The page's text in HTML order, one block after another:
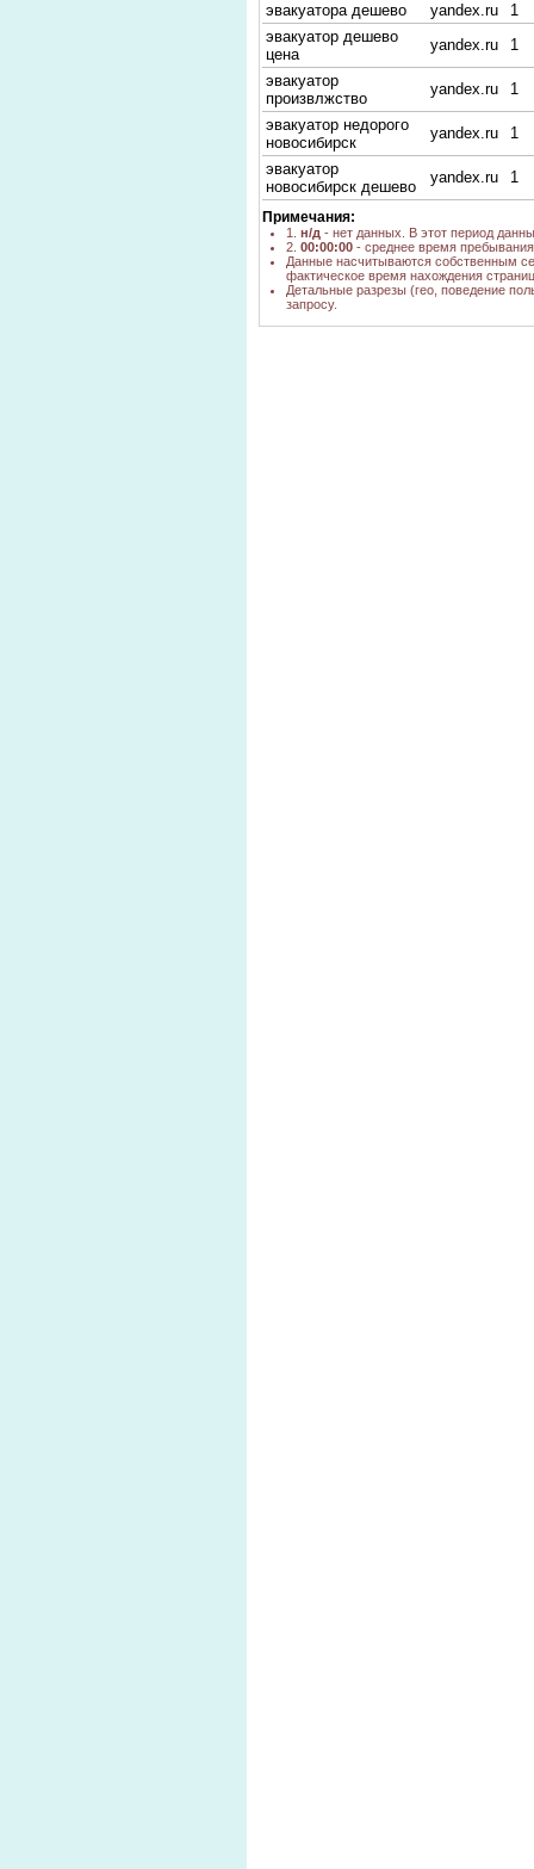
эвакуатора дешево
yandex.ru
1
эвакуатор дешево
цена
yandex.ru
1
эвакуатор
произвлжство
yandex.ru
1
эвакуатор недорого
новосибирск
yandex.ru
1
эвакуатор
новосибирск дешево
yandex.ru 1
Примечания:
1. н/д - нет данных. В этот период
2. 00:00:00 - среднее время
Данные насчитываются собственным
фактическое время нахождения
Детальные разрезы (гео, поведение
запросу.